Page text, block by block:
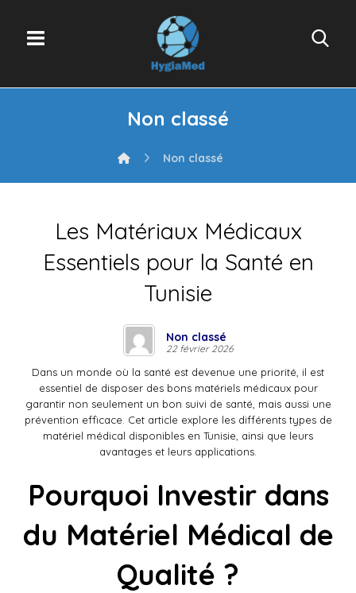
Non classé
Non classé
Les Matériaux Médicaux
Essentiels pour la Santé en
Tunisie
Non classé
22 février 2026
Dans un monde où la santé est devenue une priorité, il est
essentiel de disposer des bons matériels médicaux pour
garantir non seulement un bon suivi de santé, mais aussi une
prévention efficace. Cet article explore les différents types de
matériel médical disponibles en Tunisie, ainsi que leurs
avantages et leurs applications.
Pourquoi Investir dans
du Matériel Médical de
Qualité ?